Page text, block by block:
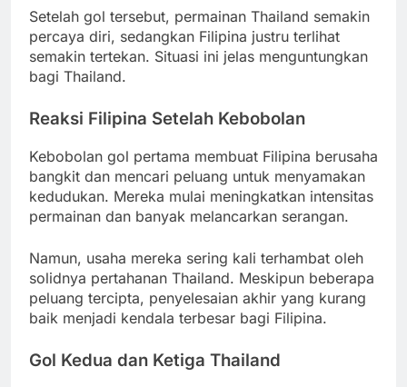
Setelah gol tersebut, permainan Thailand semakin
percaya diri, sedangkan Filipina justru terlihat
semakin tertekan. Situasi ini jelas menguntungkan
bagi Thailand.
Reaksi Filipina Setelah Kebobolan
Kebobolan gol pertama membuat Filipina berusaha
bangkit dan mencari peluang untuk menyamakan
kedudukan. Mereka mulai meningkatkan intensitas
permainan dan banyak melancarkan serangan.
Namun, usaha mereka sering kali terhambat oleh
solidnya pertahanan Thailand. Meskipun beberapa
peluang tercipta, penyelesaian akhir yang kurang
baik menjadi kendala terbesar bagi Filipina.
Gol Kedua dan Ketiga Thailand